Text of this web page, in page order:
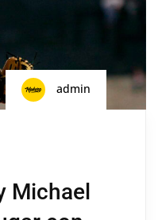
admin
Michael